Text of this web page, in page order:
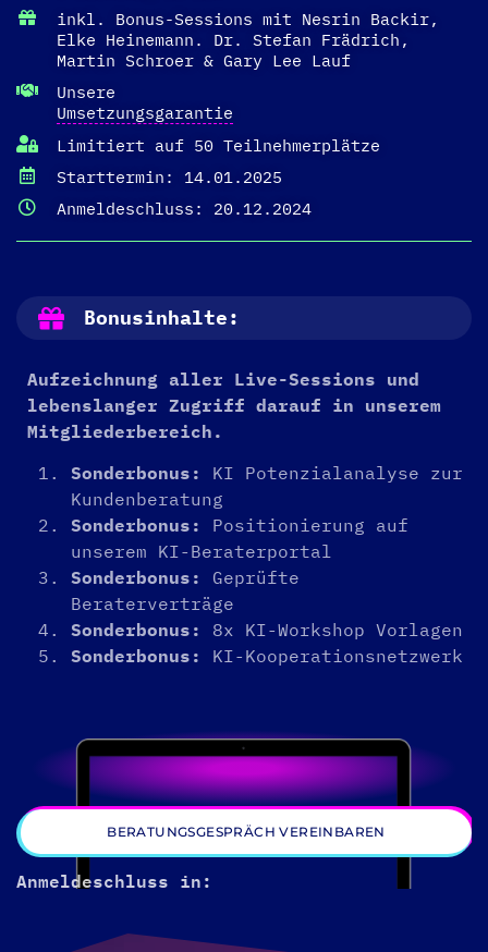
inkl. Bonus-Sessions mit Nesrin Backir,
Elke Heinemann. Dr. Stefan Frädrich,
Martin Schroer & Gary Lee Lauf
Unsere
Umsetzungsgarantie
Limitiert auf 50 Teilnehmerplätze
Starttermin: 14.01.2025
Anmeldeschluss: 20.12.2024
Bonusinhalte:
Aufzeichnung aller Live-Sessions und
lebenslanger Zugriff darauf in unserem
Mitgliederbereich.
Sonderbonus:
KI Potenzialanalyse zur
Kundenberatung
Sonderbonus:
Positionierung auf
unserem KI-Beraterportal
Sonderbonus:
Geprüfte
Beraterverträge
Sonderbonus:
8x KI-Workshop Vorlagen
Sonderbonus:
KI-Kooperationsnetzwerk
BERATUNGSGESPRÄCH VEREINBAREN
Anmeldeschluss in: